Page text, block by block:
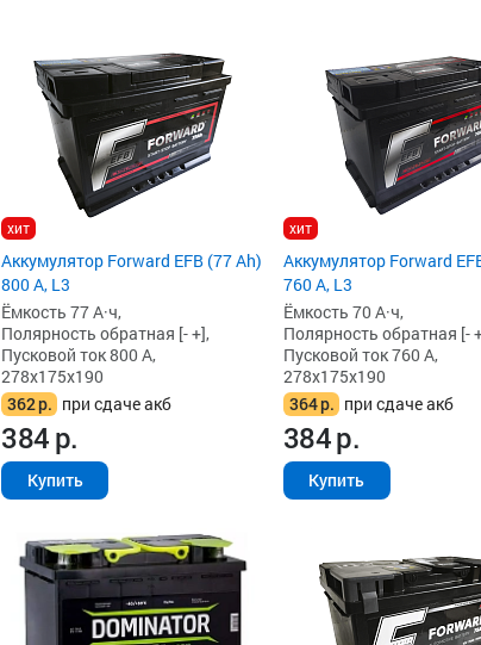
хит
Аккумулятор Forward EFB (77 Ah)
800 А, L3
Ёмкость 77 А·ч,
Полярность обратная [- +],
Пусковой ток 800 А,
278x175x190
362р. при сдаче акб
384р.
Купить
хит
Аккумулятор Forward
760 А, L3
Ёмкость 70 А·ч,
Полярность обратная [-
Пусковой ток 760 А,
278x175x190
364р. при сдаче акб
384р.
Купить